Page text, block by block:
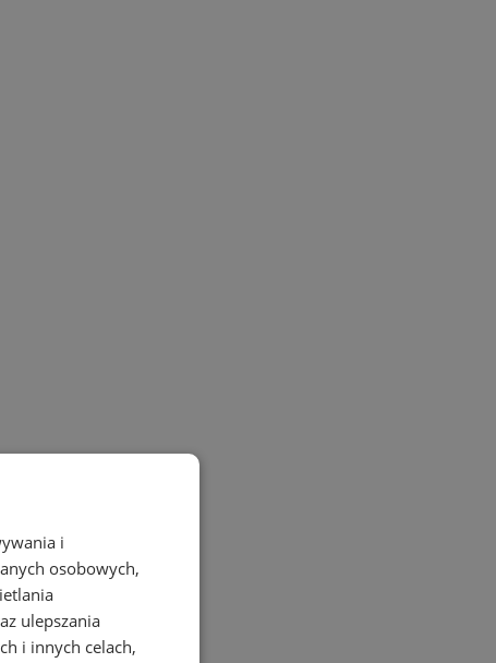
i
osobowych,
ulepszania
i innych celach,